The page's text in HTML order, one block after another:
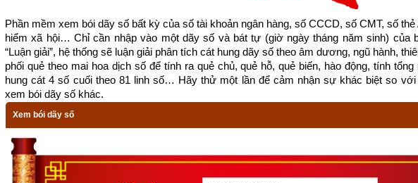
Sau đây là Câu chuyện về Xem xiếc cùng cha được trích từ Cuốn “Hạt giống tâm hồn
xuất bản tổng hợp TP. Hồ Chí Minh
Phần mềm xem bói dãy số bất kỳ của số tài khoản ngân hàng, số CCCD, số CMT, số
hiểm xã hội… Chỉ cần nhập vào một dãy số và bát tự (giờ ngày tháng năm sinh) của
“Luận giải”, hệ thống sẽ luận giải phân tích cát hung dãy số theo âm dương, ngũ hành,
phối quẻ theo mai hoa dịch số để tính ra quẻ chủ, quẻ hỗ, quẻ biến, hào động, tính
hung cát 4 số cuối theo 81 linh số… Hãy thử một lần để cảm nhận sự khác biệt so với
xem bói dãy số khác.
Xem bói dãy số